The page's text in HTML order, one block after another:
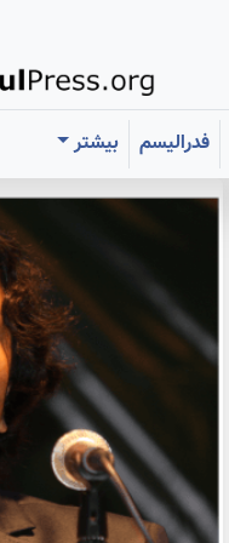
فدرالیسم
بیشتر